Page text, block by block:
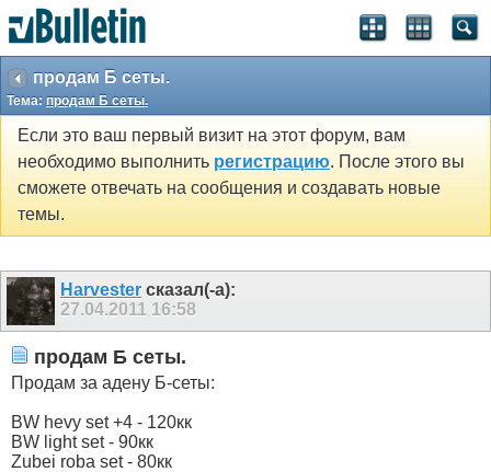
продам Б сеты.
Тема: продам Б сеты.
Если это ваш первый визит на этот форум, вам
необходимо выполнить регистрацию. После этого вы
сможете отвечать на сообщения и создавать новые
темы.
Harvester сказал(-а):
27.04.2011 16:58
продам Б сеты.
Продам за адену Б-сеты:
BW hevy set +4 - 120кк
BW light set - 90кк
Zubei roba set - 80кк